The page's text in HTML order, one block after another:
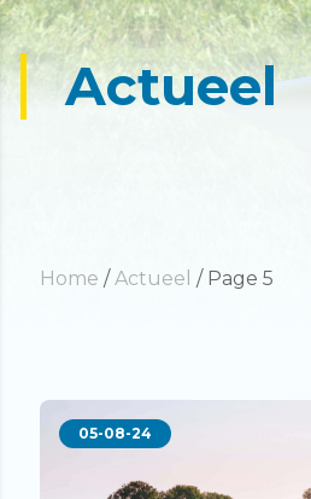
Actueel
Home /Actueel / Page 5
05-08-24